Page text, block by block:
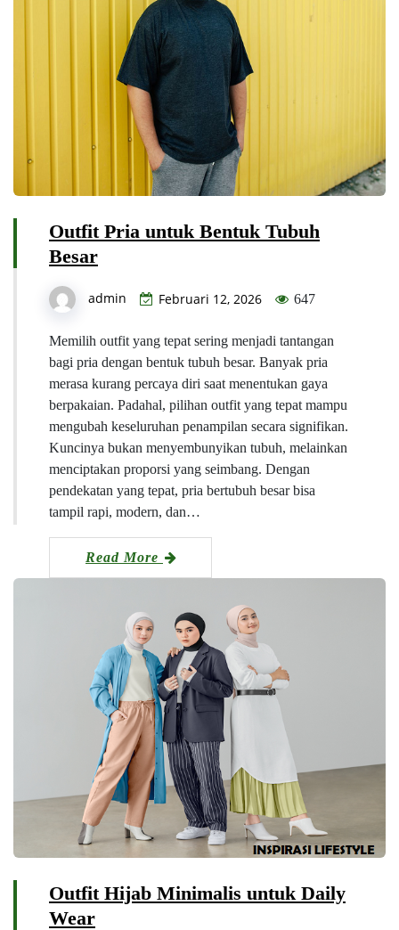
Outfit Pria untuk Bentuk Tubuh
Besar
admin Februari 12, 2026 647
Memilih outfit yang tepat sering menjadi tantangan
bagi pria dengan bentuk tubuh besar. Banyak pria
merasa kurang percaya diri saat menentukan gaya
berpakaian. Padahal, pilihan outfit yang tepat mampu
mengubah keseluruhan penampilan secara signifikan.
Kuncinya bukan menyembunyikan tubuh, melainkan
menciptakan proporsi yang seimbang. Dengan
pendekatan yang tepat, pria bertubuh besar bisa
tampil rapi, modern, dan…
Read More
Outfit Hijab Minimalis untuk Daily
Wear